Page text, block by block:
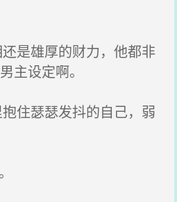
是雄厚的财力，他都非
主设定啊。
住瑟瑟发抖的自己，弱